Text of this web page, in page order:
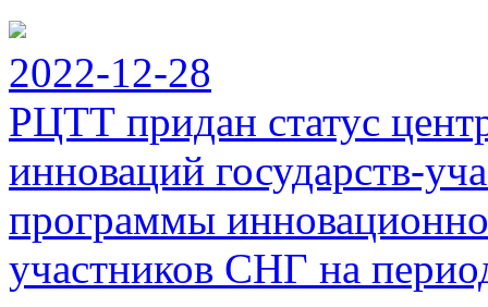
2022-12-28
РЦТТ придан статус
инноваций государств-
программы
участников СНГ на